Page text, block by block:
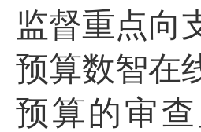
监督重点向
预算数智在
预算的审